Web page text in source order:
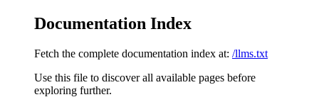
Documentation Index
Fetch the complete documentation index at: /llms.txt
Use this file to discover all available pages before
exploring further.